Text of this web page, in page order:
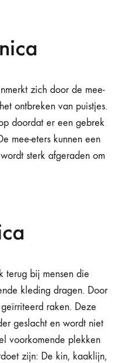
terug bij mensen die
kleding dragen. Door
raken. Deze
geslacht en wordt niet
voorkomende plekken
zijn: De kin, kaaklijn,
zich door de mee-
ontbreken van puistjes.
doordat er een gebrek
mee-eters kunnen een
sterk afgeraden om